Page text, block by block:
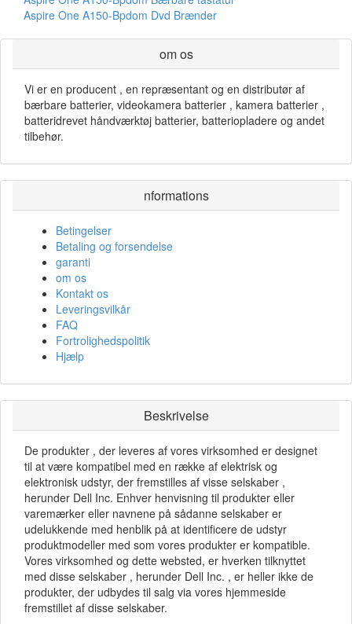
Aspire One A150-Bpdom Dvd Brænder
om os
Vi er en producent , en repræsentant og en distributør af
bærbare batterier, videokamera batterier , kamera batterier ,
batteridrevet håndværktøj batterier, batteriopladere og andet
tilbehør.
nformations
Betingelser
Betaling og forsendelse
garanti
om os
Kontakt os
Leveringsvilkår
FAQ
Fortrolighedspolitik
Hjælp
Beskrivelse
De produkter , der leveres af vores virksomhed er designet
til at være kompatibel med en række af elektrisk og
elektronisk udstyr, der fremstilles af visse selskaber ,
herunder Dell Inc. Enhver henvisning til produkter eller
varemærker eller navnene på sådanne selskaber er
udelukkende med henblik på at identificere de udstyr
produktmodeller med som vores produkter er kompatible.
Vores virksomhed og dette websted, er hverken tilknyttet
med disse selskaber , herunder Dell Inc. , er heller ikke de
produkter, der udbydes til salg via vores hjemmeside
fremstillet af disse selskaber.